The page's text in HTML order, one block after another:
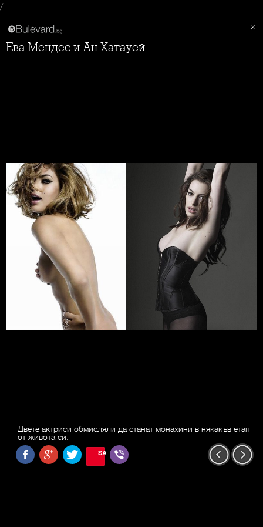
/
Ева Мендес и Ан Хатауей
Двете актриси обмисляли да станат монахини в някакъв етап
от живота си.
SAVE